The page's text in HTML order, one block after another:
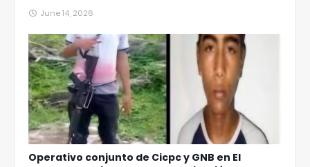
June 14, 2026
Operativo conjunto de Cicpc y GNB en El